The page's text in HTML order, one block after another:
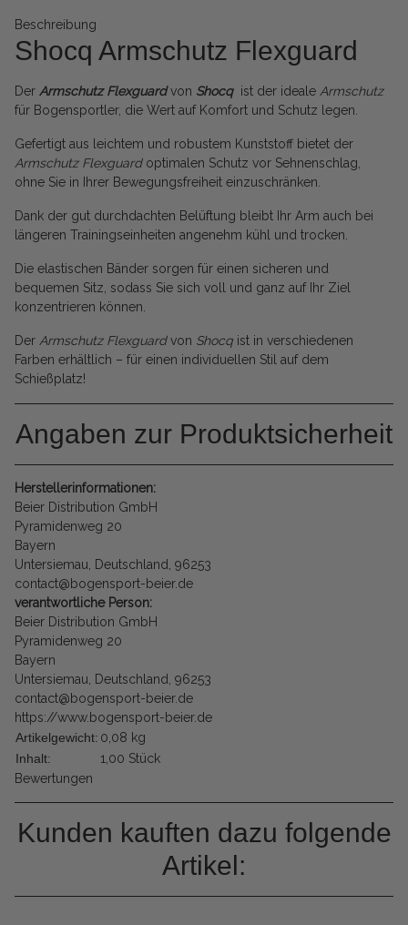
Beschreibung
Shocq Armschutz Flexguard
Der Armschutz Flexguardvon Shocq ist der ideale Armschutz
für Bogensportler, die Wert auf Komfort und Schutz legen.
Gefertigt aus leichtem und robustem Kunststoff bietet der
Armschutz Flexguard optimalen Schutz vor Sehnenschlag,
ohne Sie in Ihrer Bewegungsfreiheit einzuschränken.
Dank der gut durchdachten Belüftung bleibt Ihr Arm auch bei
längeren Trainingseinheiten angenehm kühl und trocken.
Die elastischen Bänder sorgen für einen sicheren und
bequemen Sitz, sodass Sie sich voll und ganz auf Ihr Ziel
konzentrieren können.
Der Armschutz Flexguardvon Shocq ist in verschiedenen
Farben erhältlich – für einen individuellen Stil auf dem
Schießplatz!
Angaben zur Produktsicherheit
Herstellerinformationen:
Beier Distribution GmbH
Pyramidenweg 20
Bayern
Untersiemau, Deutschland, 96253
contact@bogensport-beier.de
verantwortliche Person:
Beier Distribution GmbH
Pyramidenweg 20
Bayern
Untersiemau, Deutschland, 96253
contact@bogensport-beier.de
https://www.bogensport-beier.de
Artikelgewicht: 0,08 kg
Inhalt:
1,00 Stück
Bewertungen
Kunden kauften dazu folgende
Artikel: